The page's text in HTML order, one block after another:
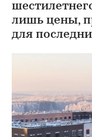
лишь цены,
для